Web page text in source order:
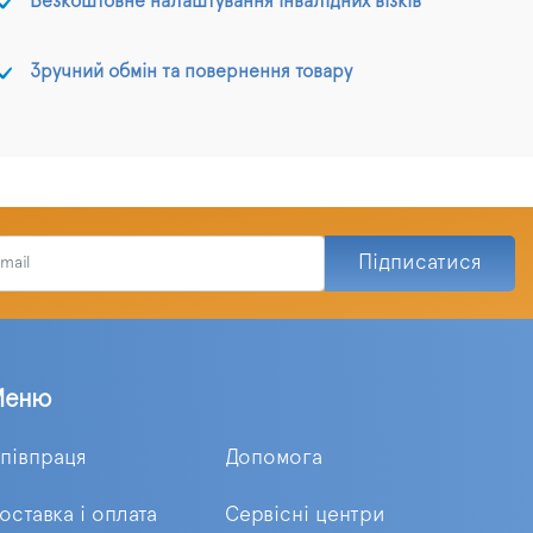
Зручний обмін та повернення товару
Підписатися
Допомога
і оплата Сервісні центри